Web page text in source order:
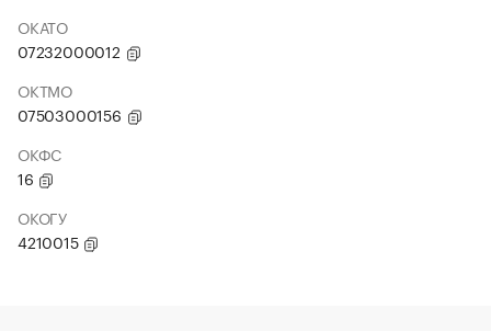
ОКАТО
07232000012
ОКТМО
07503000156
ОКФС
16
ОКОГУ
4210015